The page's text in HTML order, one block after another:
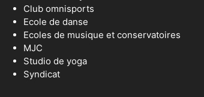
Club omnisports
Ecole de danse
Ecoles de musique et conservatoires
MJC
Studio de yoga
Syndicat